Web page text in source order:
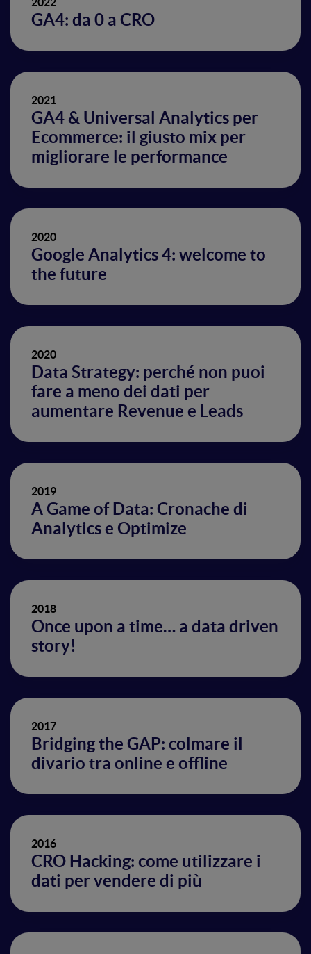
GA4: da 0 a CRO
2021
GA4 & Universal Analytics per
Ecommerce: il giusto mix per
migliorare le performance
2020
Google Analytics 4: welcome to
the future
2020
Data Strategy: perché non puoi
fare a meno dei dati per
aumentare Revenue e Leads
2019
A Game of Data: Cronache di
Analytics e Optimize
2018
Once upon a time… a data driven
story!
2017
Bridging the GAP: colmare il
divario tra online e offline
2016
CRO Hacking: come utilizzare i
dati per vendere di più